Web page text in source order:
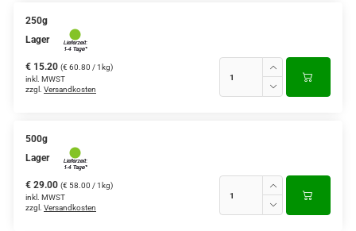
250g
Lager
€ 15.20 (€ 60.80 / 1kg)
inkl. MWST
zzgl. Versandkosten
500g
Lager
€ 29.00 (€ 58.00 / 1kg)
inkl. MWST
zzgl. Versandkosten